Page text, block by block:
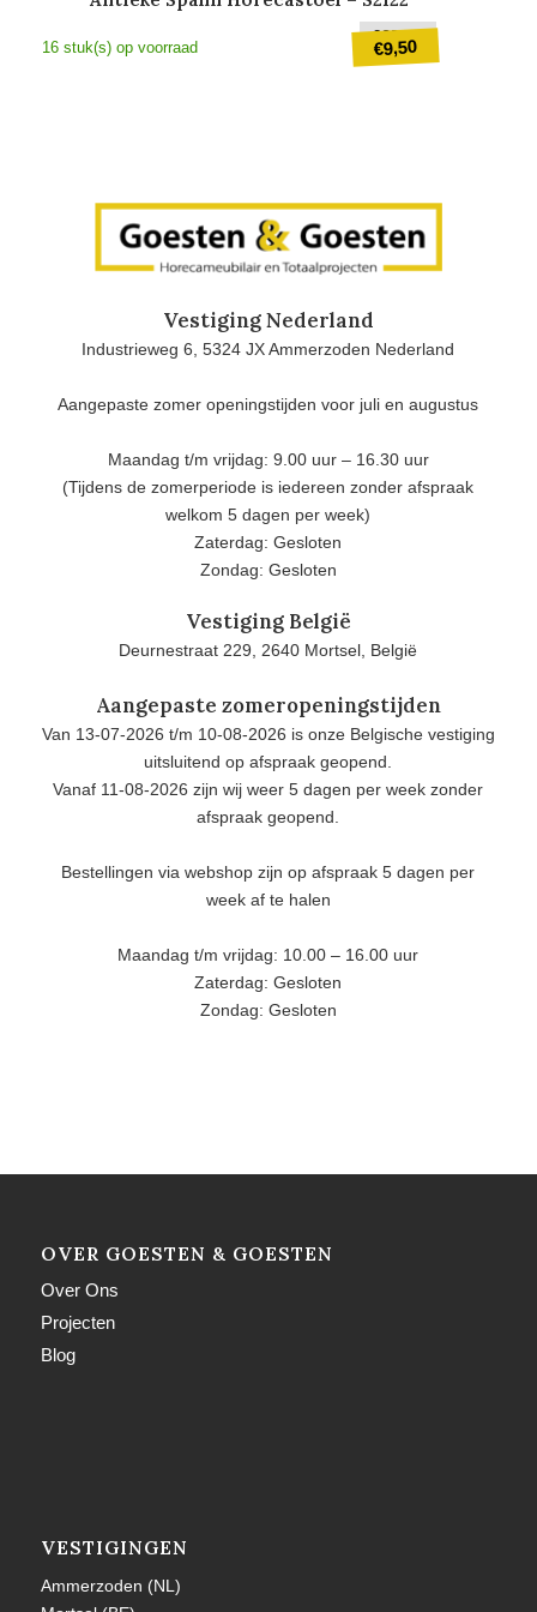
€25,00
prijs
€9,50
16 stuk(s) op voorraad
Vestiging Nederland
Industrieweg 6, 5324 JX Ammerzoden Nederland
Aangepaste zomer openingstijden voor juli en augustus
Maandag t/m vrijdag: 9.00 uur – 16.30 uur
(Tijdens de zomerperiode is iedereen zonder afspraak
welkom 5 dagen per week)
Zaterdag: Gesloten
Zondag: Gesloten
Vestiging België
Deurnestraat 229, 2640 Mortsel, België
Aangepaste zomeropeningstijden
Van 13-07-2026 t/m 10-08-2026 is onze Belgische vestiging
uitsluitend op afspraak geopend.
Vanaf 11-08-2026 zijn wij weer 5 dagen per week zonder
afspraak geopend.
Bestellingen via webshop zijn op afspraak 5 dagen per
week af te halen
Maandag t/m vrijdag: 10.00 – 16.00 uur
Zaterdag: Gesloten
Zondag: Gesloten
OVER GOESTEN & GOESTEN
Over Ons
Projecten
Blog
VESTIGINGEN
Ammerzoden (NL)